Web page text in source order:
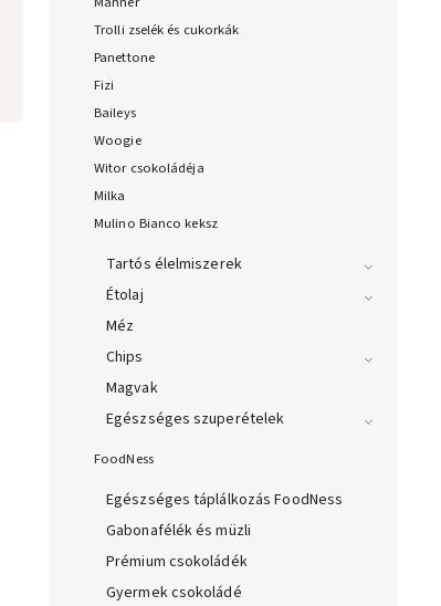
Trolli zselék és cukorkák
Panettone
Fizi
Baileys
Woogie
Witor csokoládéja
Milka
Mulino Bianco keksz
Tartós élelmiszerek
Étolaj
Méz
Chips
Magvak
Egészséges szuperételek
FoodNess
Egészséges táplálkozás FoodNess
Gabonafélék és müzli
Prémium csokoládék
Gyermek csokoládé